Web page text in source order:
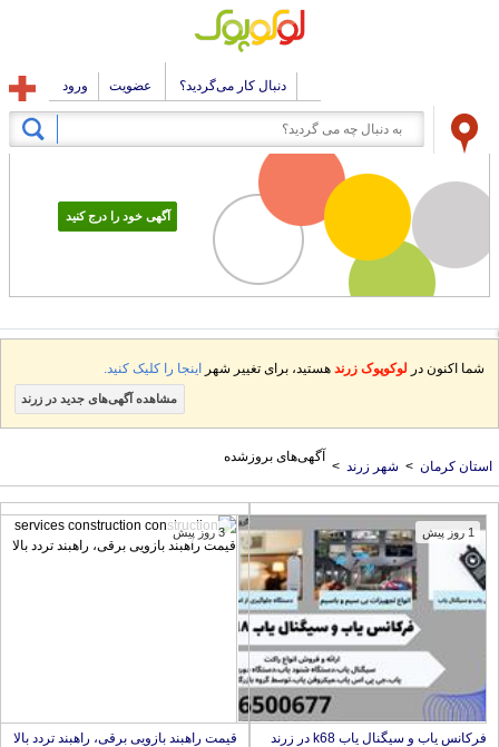
دنبال کار می‌گردید؟ عضویت ورود
آگهی خود را درج کنید
شما اکنون در لوکوپوک زرندهستید، برای تغییر شهراینجا را کلیک کنید.
مشاهده آگهی‌های جدید در زرند
کرمان > شهر زرند >
آگهی‌های بروزشده
1 روز پیش
فرکانس یاب و سیگنال یاب k68 در زرند
3 روز پیش
قیمت راهبند بازویی برقی، راهبند تردد بالا